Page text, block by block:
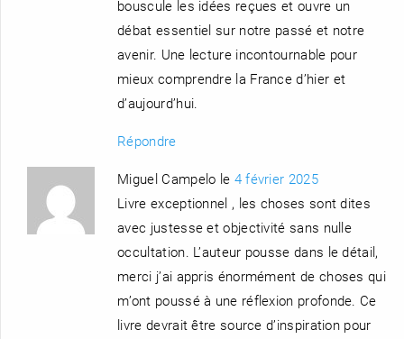
bouscule les idées reçues et ouvre un
débat essentiel sur notre passé et notre
avenir. Une lecture incontournable pour
mieux comprendre la France d’hier et
d’aujourd’hui.
Répondre
Miguel Campelo le 4 février 2025
Livre exceptionnel , les choses sont dites
avec justesse et objectivité sans nulle
occultation. L’auteur pousse dans le détail,
merci j’ai appris énormément de choses qui
m’ont poussé à une réflexion profonde. Ce
livre devrait être source d’inspiration pour